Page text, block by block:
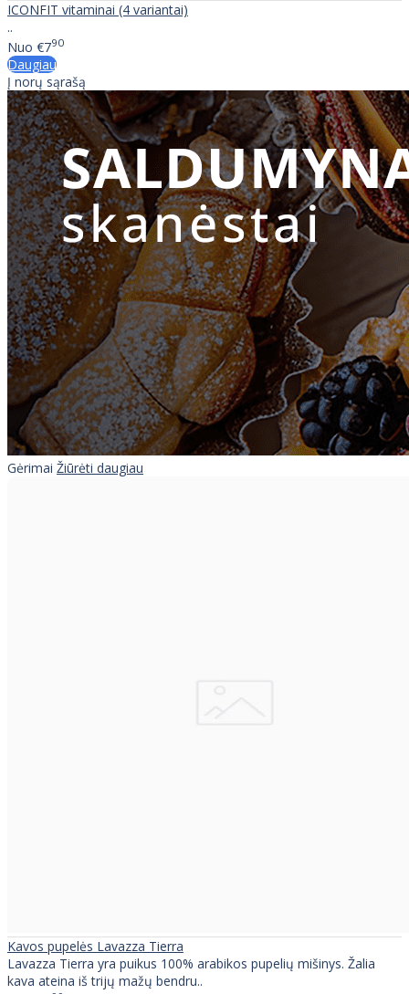
ICONFIT vitaminai (4 variantai)
..
Nuo €790
Daugiau
Į norų sąrašą
Gėrimai Žiūrėti daugiau
Kavos pupelės Lavazza Tierra
Lavazza Tierra yra puikus 100% arabikos pupelių mišinys. Žalia
kava ateina iš trijų mažų bendru..